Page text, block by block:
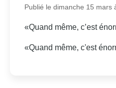
Publié le dimanche 15 mars
«Quand même, c’est
«Quand même, c'est